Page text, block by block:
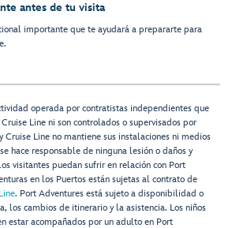
antes de tu visita
importante que te ayudará a prepararte para
operada por contratistas independientes que
Line ni son controlados o supervisados por
Cruise Line no mantiene sus instalaciones ni medios
hace responsable de ninguna lesión o daños y
visitantes puedan sufrir en relación con Port
en los Puertos están sujetas al contrato de
. Port Adventures está sujeto a disponibilidad o
los cambios de itinerario y la asistencia. Los niños
estar acompañados por un adulto en Port